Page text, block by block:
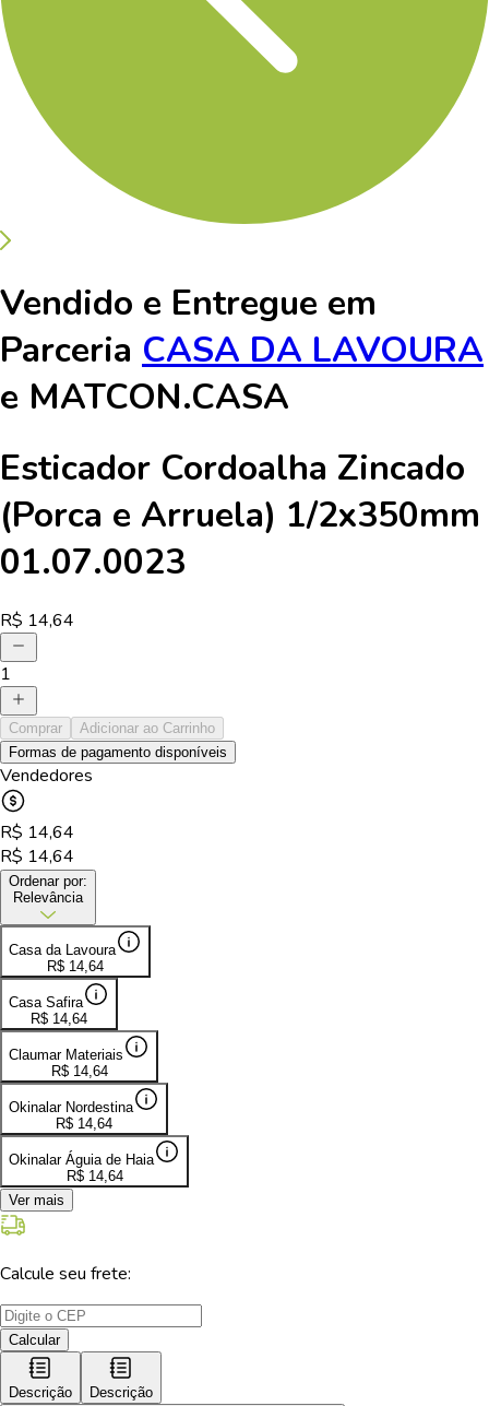
Vendido e Entregue em
Parceria CASA DA LAVOURA
e MATCON.CASA
Esticador Cordoalha Zincado
(Porca e Arruela) 1/2x350mm
01.07.0023
R$ 14,64
1
Comprar
Adicionar ao Carrinho
Formas de pagamento disponíveis
Vendedores
R$ 14,64
R$ 14,64
Ordenar por:
Relevância
Casa da Lavoura
R$ 14,64
Casa Safira
R$ 14,64
Claumar Materiais
R$ 14,64
Okinalar Nordestina
R$ 14,64
Okinalar Águia de Haia
R$ 14,64
Ver mais
Calcule seu frete:
Calcular
Descrição Descrição